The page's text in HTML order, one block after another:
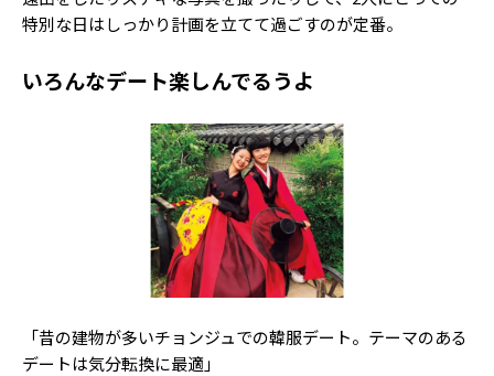
特別な日はしっかり計画を立てて過ごすのが定番。
いろんなデート楽しんでるうよ
「昔の建物が多いチョンジュでの韓服デート。テーマのある
デートは気分転換に最適」